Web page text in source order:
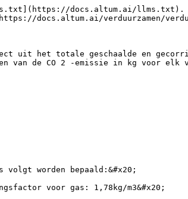
docs.altum.ai/llms.txt).
docs.altum.ai/verduurzamen/
uit het totale geschaalde en
van de CO 2 -emissie in kg voor
worden bepaald:&#x20;
voor gas: 1,78kg/m3&#x20;